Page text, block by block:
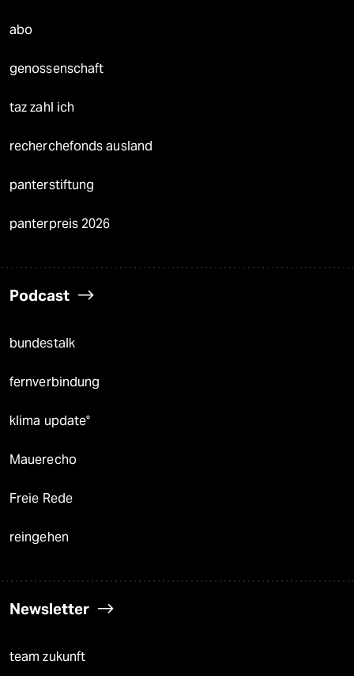
abo
genossenschaft
taz zahl ich
recherchefonds ausland
panterstiftung
panterpreis 2026
Podcast
bundestalk
fernverbindung
klima update°
Mauerecho
Freie Rede
reingehen
Newsletter
team zukunft